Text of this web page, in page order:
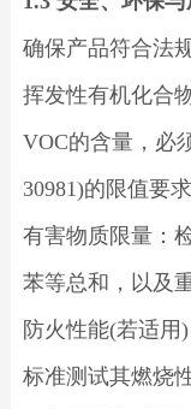
确保产品符合法
挥发性有机化合
VOC的含量，必
30981)的限值要
有害物质限量：
苯等总和，以及
防火性能(若适用
标准测试其燃烧